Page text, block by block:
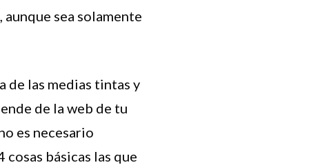
sea solamente
de las medias tintas y
de la web de tu
es necesario
básicas las que